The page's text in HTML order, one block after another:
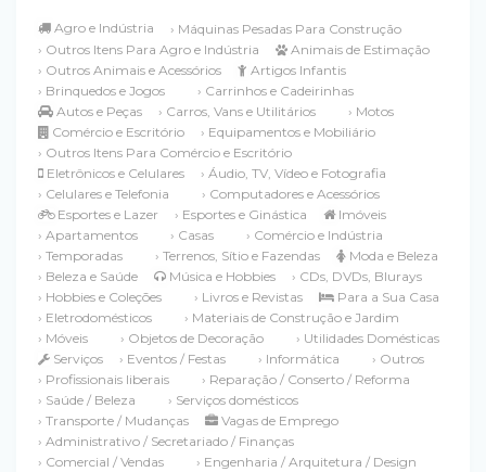
Agro e Indústria
› Máquinas Pesadas Para Construção
› Outros Itens Para Agro e Indústria
Animais de Estimação
› Outros Animais e Acessórios
Artigos Infantis
› Brinquedos e Jogos
› Carrinhos e Cadeirinhas
Autos e Peças
› Carros, Vans e Utilitários
› Motos
Comércio e Escritório
› Equipamentos e Mobiliário
› Outros Itens Para Comércio e Escritório
Eletrônicos e Celulares
› Áudio, TV, Vídeo e Fotografia
› Celulares e Telefonia
› Computadores e Acessórios
Esportes e Lazer
› Esportes e Ginástica
Imóveis
› Apartamentos
› Casas
› Comércio e Indústria
› Temporadas
› Terrenos, Sítio e Fazendas
Moda e Beleza
› Beleza e Saúde
Música e Hobbies
› CDs, DVDs, Blurays
› Hobbies e Coleções
› Livros e Revistas
Para a Sua Casa
› Eletrodomésticos
› Materiais de Construção e Jardim
› Móveis
› Objetos de Decoração
› Utilidades Domésticas
Serviços
› Eventos / Festas › Informática
› Outros
› Profissionais liberais
› Reparação / Conserto / Reforma
› Saúde / Beleza
› Serviços domésticos
› Transporte / Mudanças
Vagas de Emprego
› Administrativo / Secretariado / Finanças
› Comercial / Vendas
› Engenharia / Arquitetura / Design